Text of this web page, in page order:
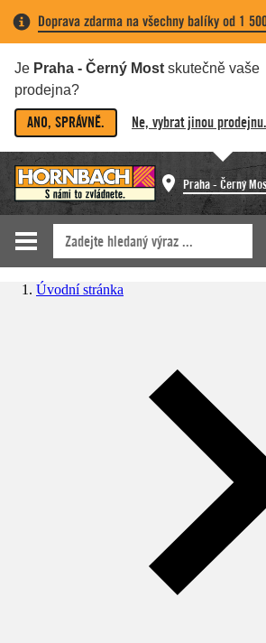
Doprava zdarma na všechny balíky od 1
Je Praha - Černý Most skutečně vaše
prodejna?
ANO, SPRÁVNĚ. Ne, vybrat jinou prodejnu.
Praha - Černý
Úvodní stránka